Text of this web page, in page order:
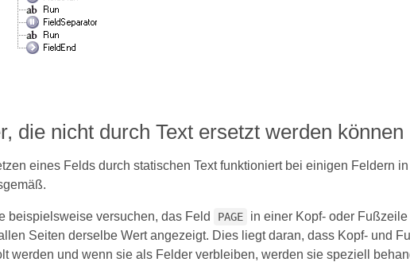
die nicht durch Text ersetzt werden können
eines Felds durch statischen Text funktioniert bei einigen Feldern
beispielsweise versuchen, das Feld PAGE
in einer Kopf- oder
Seiten derselbe Wert angezeigt. Dies liegt daran, dass Kopf- und
werden und wenn sie als Felder verbleiben, werden sie speziell